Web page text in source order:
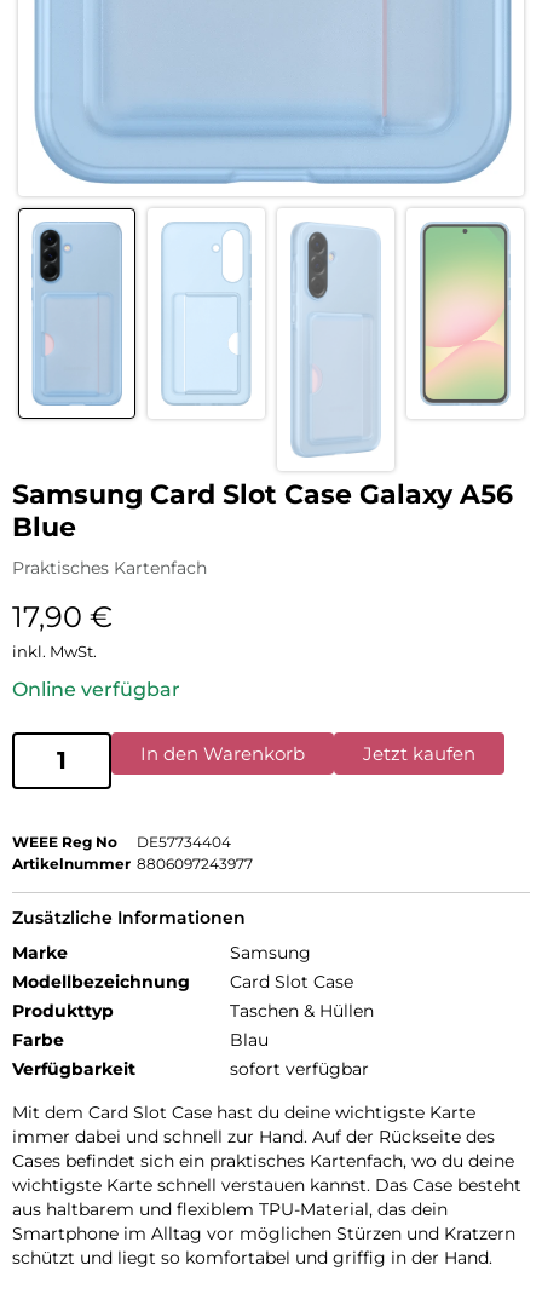
Samsung Card Slot Case Galaxy A56
Blue
Praktisches Kartenfach
17,90 €
inkl. MwSt.
Online verfügbar
In den Warenkorb Jetzt kaufen
WEEE Reg No
DE57734404
Artikelnummer 8806097243977
Zusätzliche Informationen
Marke
Samsung
Modellbezeichnung
Card Slot Case
Produkttyp
Taschen & Hüllen
Farbe
Blau
Verfügbarkeit
sofort verfügbar
Mit dem Card Slot Case hast du deine wichtigste Karte
immer dabei und schnell zur Hand. Auf der Rückseite des
Cases befindet sich ein praktisches Kartenfach, wo du deine
wichtigste Karte schnell verstauen kannst. Das Case besteht
aus haltbarem und flexiblem TPU-Material, das dein
Smartphone im Alltag vor möglichen Stürzen und Kratzern
schützt und liegt so komfortabel und griffig in der Hand.